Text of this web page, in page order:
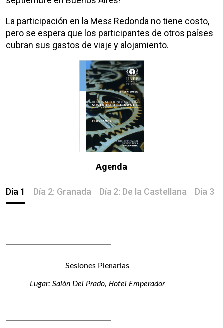
La participación en la Mesa Redonda no tiene costo,
pero se espera que los participantes de otros países
cubran sus gastos de viaje y alojamiento.
Agenda
Día 1 Día 2: Granada Día 2: De la Castellana Día 3
Sesiones Plenarias
Lugar: Salón Del Prado, Hotel Emperador